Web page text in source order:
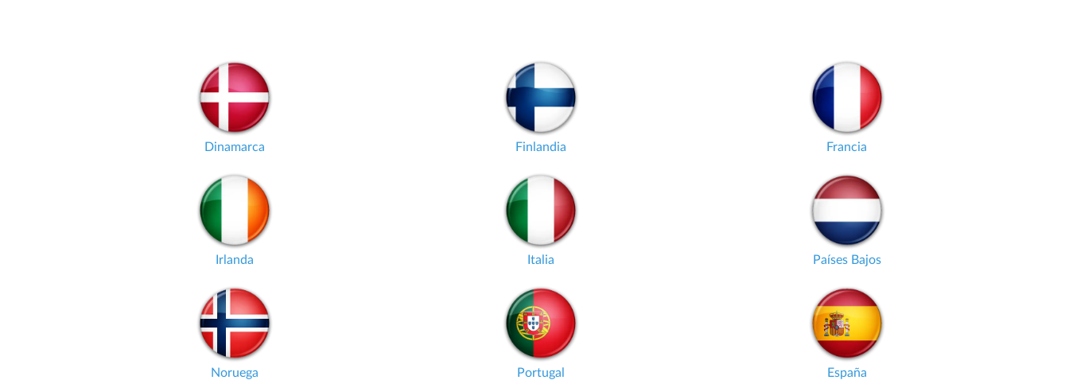
Dinamarca Finlandia Francia
Irlanda Italia Países Bajos
Noruega Portugal España